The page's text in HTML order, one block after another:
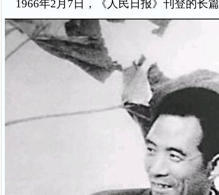
1966年2月7日，《人民日报》刊登的长